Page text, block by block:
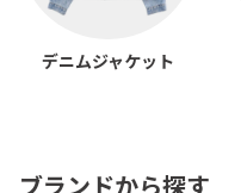
デニムジャケット
ブランドから探す